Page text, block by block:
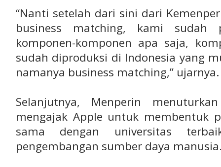
“Nanti setelah dari sini dari
business matching, kami sudah
komponen-komponen apa saja,
sudah diproduksi di Indonesia yang
namanya business matching,” ujarnya.
Selanjutnya, Menperin
mengajak Apple untuk membentuk
sama dengan universitas
pengembangan sumber daya